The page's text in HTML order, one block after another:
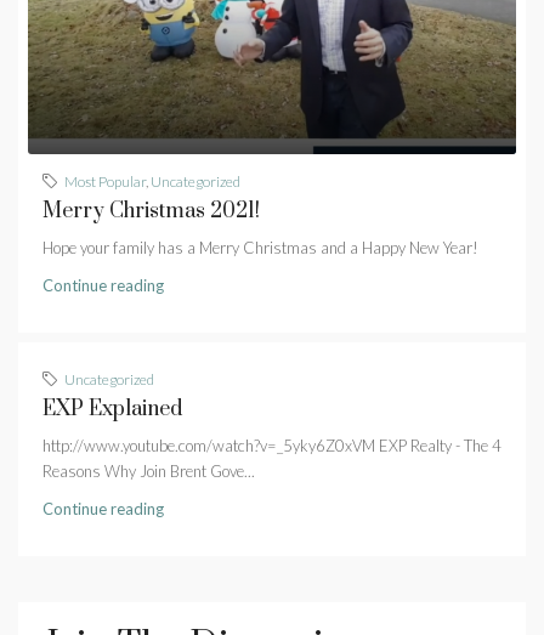
Most Popular, Uncategorized
Merry Christmas 2021!
Hope your family has a Merry Christmas and a Happy New Year!
Continue reading
Uncategorized
EXP Explained
http://www.youtube.com/watch?v=_5yky6Z0xVM EXP Realty - The 4
Reasons Why Join Brent Gove...
Continue reading